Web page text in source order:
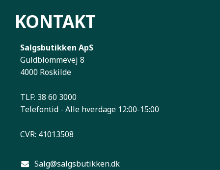
KONTAKT
Salgsbutikken ApS
Guldblommevej 8
4000 Roskilde
TLF: 38 60 3000
Telefontid - Alle hverdage 12:00-15:00
CVR: 41013508
Salg@salgsbutikken.dk